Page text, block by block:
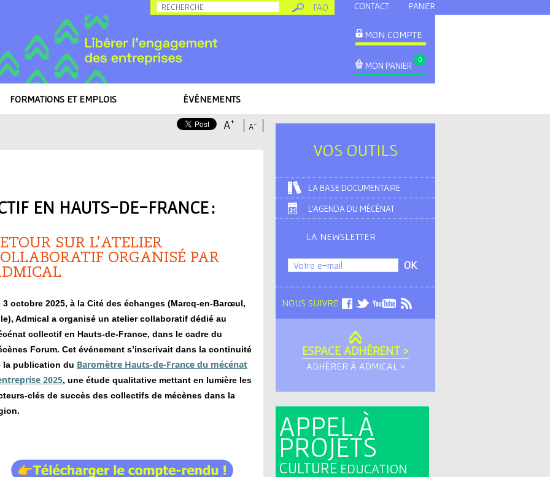
Allez au contenu CONTACT PANIER
FAQ
MON COMPTE
MON PANIER
0
FORMATIONS ET EMPLOIS ÉVÉNEMENTS
A-
A+
EN HAUTS-DE-FRANCE :
SUR L’ATELIER
ORGANISÉ PAR
3 octobre 2025, à la Cité des échanges (Marcq-en-Barœul,
, Admical a organisé un atelier collaboratif dédié au
collectif en Hauts-de-France, dans le cadre du
Forum. Cet événement s’inscrivait dans la continuité
la publication du Baromètre Hauts-de-France du mécénat
2025, une étude qualitative mettant en lumière les
clés de succès des collectifs de mécènes dans la
VOS OUTILS
LA BASE DOCUMENTAIRE
L'AGENDA DU MÉCÉNAT
LA NEWSLETTER
NOUS SUIVRE
ESPACE ADHÉRENT >
ADHÉRER À ADMICAL >
APPEL À
PROJETS
CULTURE EDUCATION